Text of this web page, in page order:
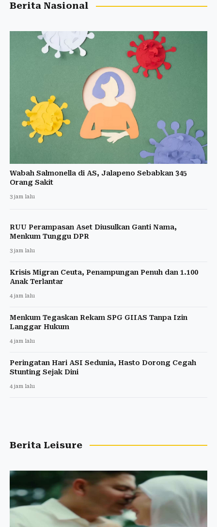
Berita Nasional
Wabah Salmonella di AS, Jalapeno Sebabkan 345
Orang Sakit
3 jam lalu
RUU Perampasan Aset Diusulkan Ganti Nama,
Menkum Tunggu DPR
3 jam lalu
Krisis Migran Ceuta, Penampungan Penuh dan 1.100
Anak Terlantar
4 jam lalu
Menkum Tegaskan Rekam SPG GIIAS Tanpa Izin
Langgar Hukum
4 jam lalu
Peringatan Hari ASI Sedunia, Hasto Dorong Cegah
Stunting Sejak Dini
4 jam lalu
Berita Leisure